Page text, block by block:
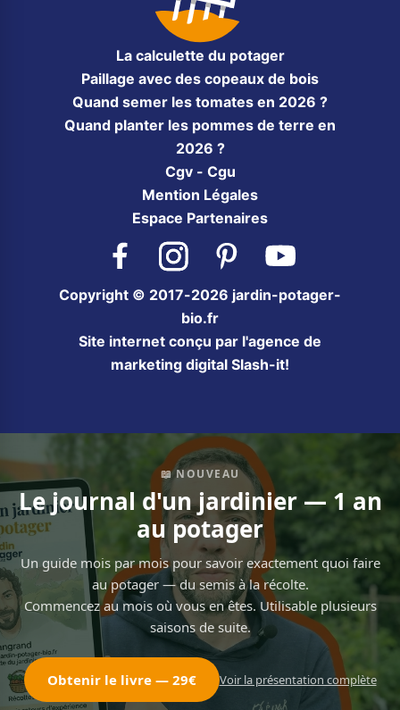
La calculette du potager
Paillage avec des copeaux de bois
Quand semer les tomates en 2026 ?
Quand planter les pommes de terre en
2026 ?
Cgv - Cgu
Mention Légales
Espace Partenaires
Facebook InstagramPinterest YouTube
Copyright © 2017-2026 jardin-potager-
bio.fr
Site internet conçu par l'agence de
marketing digital Slash-it!
📖 NOUVEAU
Le journal d'un jardinier — 1 an
au potager
Un guide mois par mois pour savoir exactement quoi faire
au potager — du semis à la récolte.
Commencez au mois où vous en êtes. Utilisable plusieurs
saisons de suite.
Obtenir le livre — 29€ Voir la présentation complète